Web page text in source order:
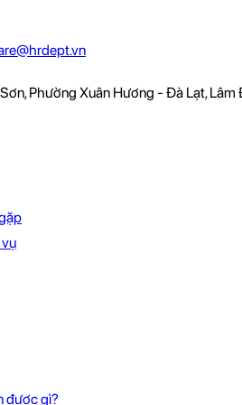
Phường Xuân Hương - Đà Lạt, Lâm
được gì?